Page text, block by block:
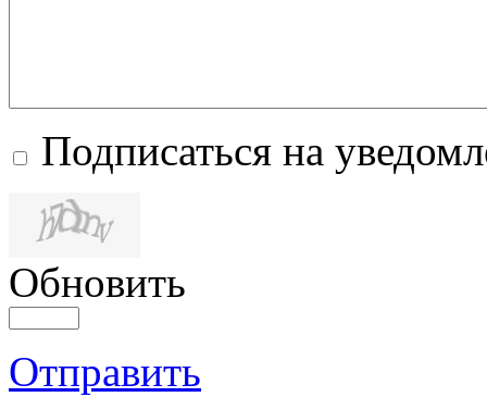
Подписаться на
Обновить
Отправить